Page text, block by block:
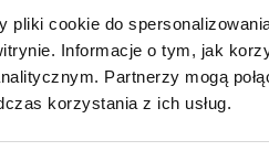
pliki cookie do
Informacje o tym, jak
Partnerzy mogą
korzystania z ich usług.
Używamy plików
marketingowych,
optymalizować jej